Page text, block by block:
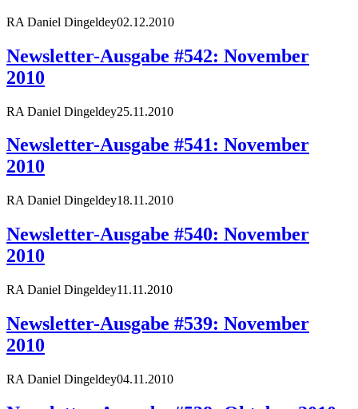
RA Daniel Dingeldey02.12.2010
Newsletter-Ausgabe #542: November
2010
RA Daniel Dingeldey25.11.2010
Newsletter-Ausgabe #541: November
2010
RA Daniel Dingeldey18.11.2010
Newsletter-Ausgabe #540: November
2010
RA Daniel Dingeldey11.11.2010
Newsletter-Ausgabe #539: November
2010
RA Daniel Dingeldey04.11.2010